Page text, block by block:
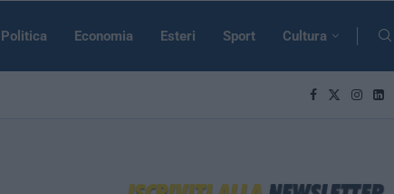
Politica Economia Esteri Sport Cultura